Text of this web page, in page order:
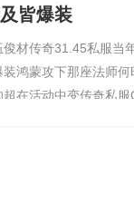
皆爆装
材传奇31.45私服当
装鸿蒙攻下那座法师
在活动中变传奇私